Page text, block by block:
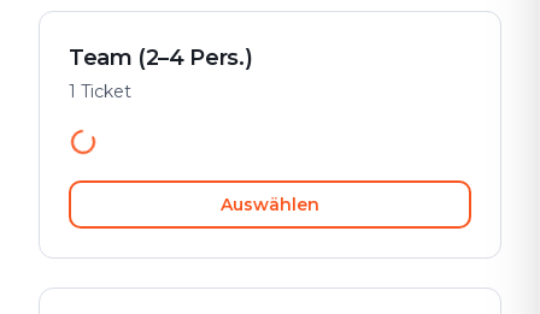
Team (2–4 Pers.)
1 Ticket
Auswählen